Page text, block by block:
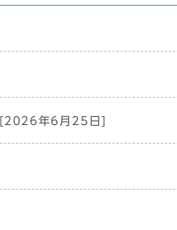
[2026年6月25日]